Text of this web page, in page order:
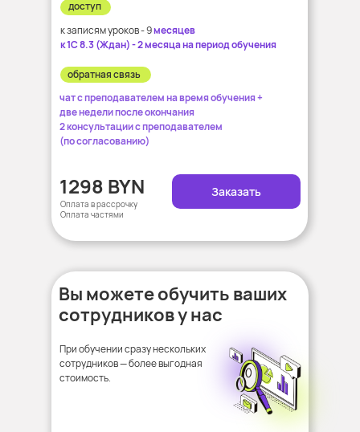
к записям уроков - 9месяцев
к 1С 8.3 (Ждан) - 2 месяца на период обучения
доступ
Заказать
Оплата в рассрочку
Оплата частями
1298 BYN
обратная связь
чат с преподавателем на время обучения +
две недели после окончания
2 консультации с преподавателем
(по согласованию)
При обучении сразу нескольких
сотрудников — более выгодная
стоимость.
Вы можете обучить ваших
сотрудников у нас